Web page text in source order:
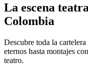
La escena
Colombia
Descubre toda la
eternos hasta montajes
teatro.